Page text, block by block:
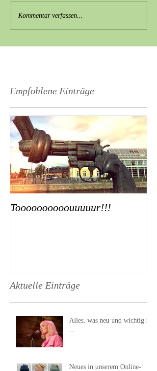
Kommentar verfassen...
Empfohlene Einträge
Toooooooooouuuuur!!!
Aktuelle Einträge
Alles, was neu und wichtig ist
Neues in unserem Online-